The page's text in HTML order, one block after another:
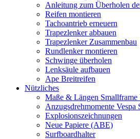
Anleitung zum Überholen
Reifen montieren
Tachoantrieb erneuern
Trapezlenker abbauen
Trapezlenker Zusammenbau
Rundlenker montieren
Schwinge überholen
Lenksäule aufbauen
Ape Breitreifen
Nützliches
Maße & Längen
Anzugsdrehmomente Vespa
Explosionszeichnungen
Neue Papiere (ABE)
Surfboardhalter